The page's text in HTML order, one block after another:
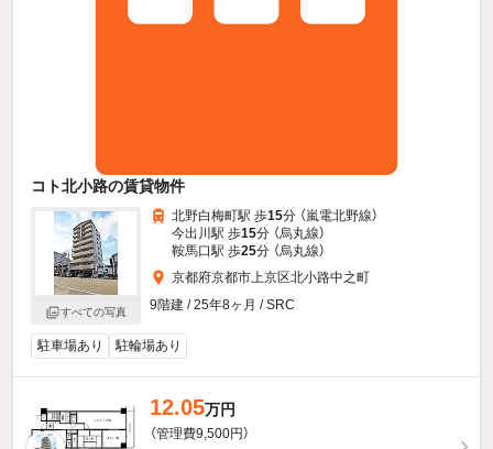
コト北小路の賃貸物件
すべての写真
北野白梅町駅 歩15分 （嵐電北野線）
今出川駅 歩15分 （烏丸線）
鞍馬口駅 歩25分 （烏丸線）
京都府京都市上京区北小路中之町
9階建 / 25年8ヶ月 / SRC
駐車場あり 駐輪場あり
12.05万円
（管理費9,500円）